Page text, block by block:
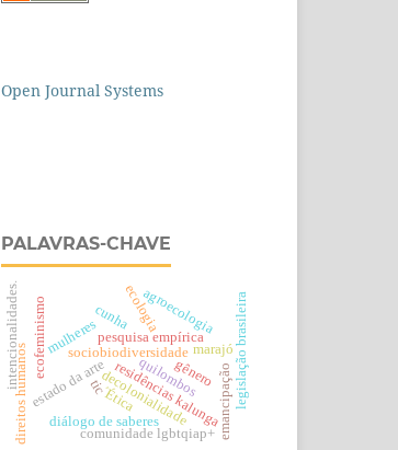
Open Journal Systems
PALAVRAS-CHAVE
decolonialidade
sociobiodiversidade
pesquisa empírica
´Ética
ecologia
mulheres
estado da arte
ecofeminismo agroecologia
residências kalunga
diálogo de saberes emancipação
cunha legislação brasileira
quilombos
direitos humanos gênero
comunidade lgbtqiap+
tic
marajó
intencionalidades.